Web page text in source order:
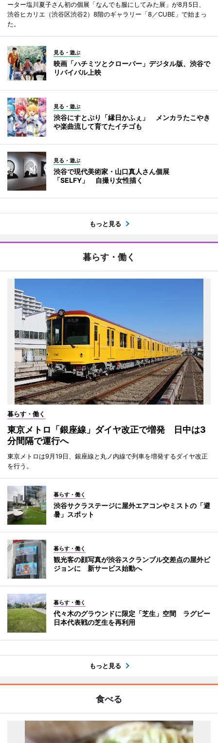
ーター塩川夏子さん初の個展「なんでも服にしてみた展」が8月5日、
渋谷ヒカリエ（渋谷区渋谷2）8階のギャラリー「8／CUBE」で始まっ
た。
見る・遊ぶ
映画「ハチミツとクローバー」デジタル版、渋谷で
リバイバル上映
見る・遊ぶ
渋谷にすとぷり「縁日かふぇ」 メンカラたこやき
や楽曲流して育てたイチゴも
見る・遊ぶ
渋谷で現代美術家・山口真人さん個展
「SELFY」 自撮り女性描く
もっと見る
暮らす・働く
暮らす・働く
東京メトロ「銀座線」ダイヤ改正で増発 日中は3
分間隔で運行へ
東京メトロは9月19日、銀座線と丸ノ内線で列車を増発するダイヤ改正
を行う。
暮らす・働く
渋谷サクラステージに屋外エアコンやミストの「避
暑」スポット
暮らす・働く
観光客の顔写真が渋谷スクランブル交差点の屋外ビ
ジョンに 新サービス始動へ
暮らす・働く
代々木のグラウンドに限定「芝生」空間 ラグビー
日本代表戦の芝生を再利用
もっと見る
食べる